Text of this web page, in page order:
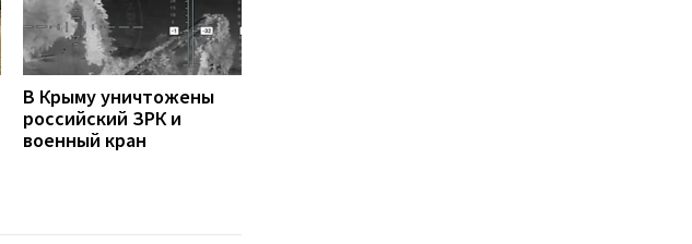
В Крыму уничтожены
российский ЗРК и
военный кран